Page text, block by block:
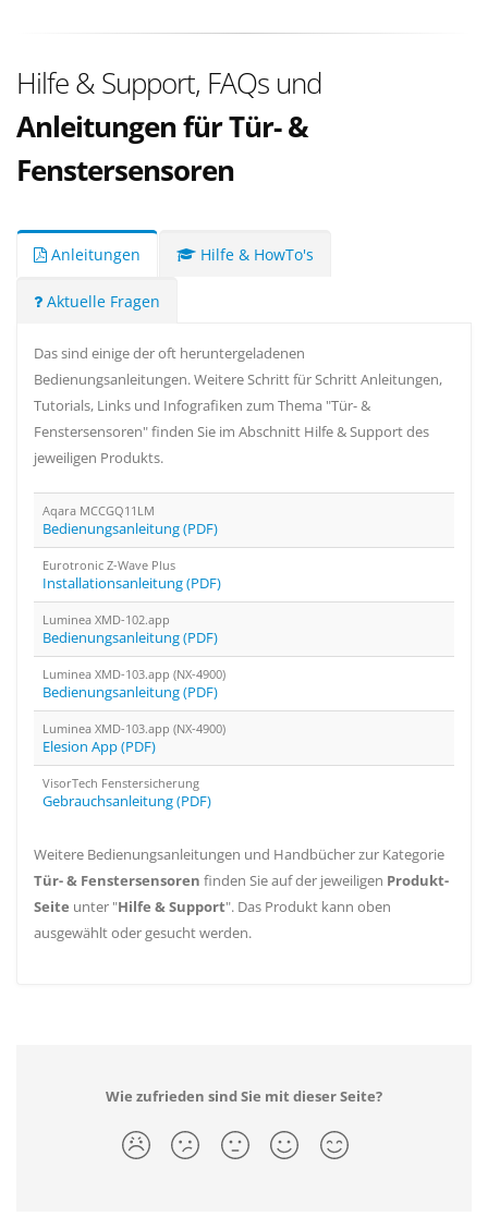
Hilfe & Support, FAQs und
Anleitungen für Tür- &
Fenstersensoren
Anleitungen Hilfe & HowTo's
Aktuelle Fragen
Das sind einige der oft heruntergeladenen
Bedienungsanleitungen. Weitere Schritt für Schritt Anleitungen,
Tutorials, Links und Infografiken zum Thema "Tür- &
Fenstersensoren" finden Sie im Abschnitt Hilfe & Support des
jeweiligen Produkts.
Aqara ‎MCCGQ11LM
Bedienungsanleitung (PDF)
Eurotronic Z-Wave Plus
Installationsanleitung (PDF)
Luminea XMD-102.app
Bedienungsanleitung (PDF)
Luminea XMD-103.app (NX-4900)
Bedienungsanleitung (PDF)
Luminea XMD-103.app (NX-4900)
Elesion App (PDF)
VisorTech Fenstersicherung
Gebrauchsanleitung (PDF)
Weitere Bedienungsanleitungen und Handbücher zur Kategorie
Tür- & Fenstersensoren finden Sie auf der jeweiligen Produkt-
Seite unter "Hilfe & Support". Das Produkt kann oben
ausgewählt oder gesucht werden.
Wie zufrieden sind Sie mit dieser Seite?